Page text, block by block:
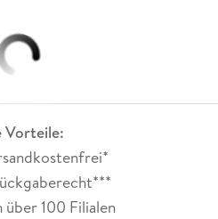
Vorteile:
100 Filialen